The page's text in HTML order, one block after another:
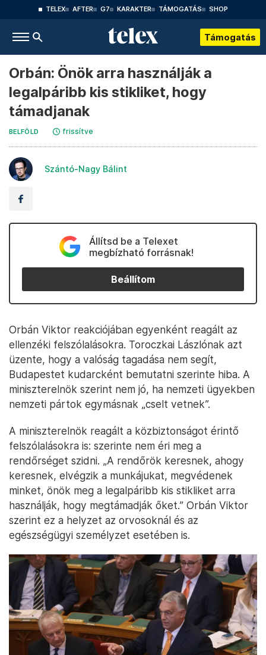
TELEX AFTER G7 KARAKTER TÁMOGATÁS SHOP
Támogatás
Orbán: Önök arra használják a
legalpáribb kis stikliket, hogy
támadjanak
BELFÖLD frissítve
Szántó-Nagy Bálint
Állítsd be a Telexet
megbízható forrásnak!
Beállítom
Orbán Viktor reakciójában egyenként reagált az
ellenzéki felszólalásokra. Toroczkai Lászlónak azt
üzente, hogy a valóság tagadása nem segít,
Budapestet kudarcként bemutatni szerinte hiba. A
miniszterelnök szerint nem jó, ha nemzeti ügyekben
nemzeti pártok egymásnak „cselt vetnek”.
A miniszterelnök reagált a közbiztonságot érintő
felszólalásokra is: szerinte nem éri meg a
rendőrséget szidni. „A rendőrök keresnek, ahogy
keresnek, elvégzik a munkájukat, megvédenek
minket, önök meg a legalpáribb kis stikliket arra
használják, hogy megtámadják őket.” Orbán Viktor
szerint ez a helyzet az orvosoknál és az
egészségügyi személyzet esetében is.